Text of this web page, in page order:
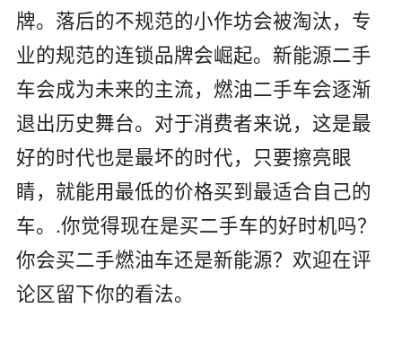
牌。落后的不规范的小作坊会被淘汰，专
业的规范的连锁品牌会崛起。新能源二手
车会成为未来的主流，燃油二手车会逐渐
退出历史舞台。对于消费者来说，这是最
好的时代也是最坏的时代，只要擦亮眼
睛，就能用最低的价格买到最适合自己的
车。.你觉得现在是买二手车的好时机吗？
你会买二手燃油车还是新能源？欢迎在评
论区留下你的看法。